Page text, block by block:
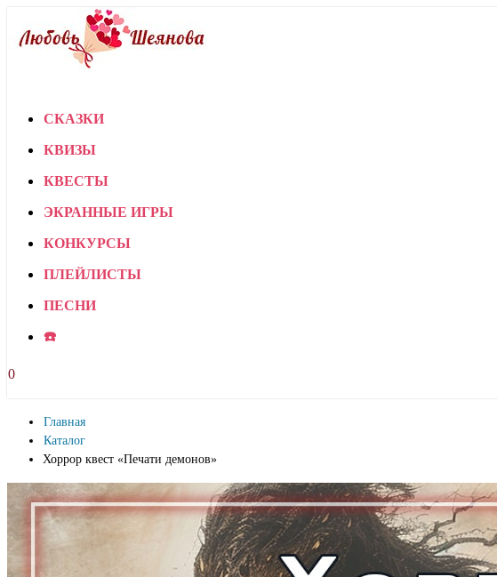
СКАЗКИ
КВИЗЫ
КВЕСТЫ
ЭКРАННЫЕ ИГРЫ
КОНКУРСЫ
ПЛЕЙЛИСТЫ
ПЕСНИ
☎️
0
Главная
Каталог
Хоррор квест «Печати демонов»